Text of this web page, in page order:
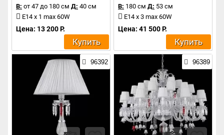
В: от 47 до 180 см Д: 40 см
E14 x 1 max 60W
Цена: 13 200 Р.
Купить
В: 180 см Д: 53 см
E14 x 3 max 60W
Цена: 41 500 Р.
Купить
96392 96389